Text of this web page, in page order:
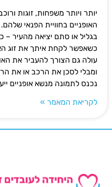
יותר ויותר משפחות, זוגות
האופניים בחוויית הפנאי
בגליל או סתם יציאה מהעיר –
כשאפשר לקחת איתך את זוג
עולה גם הצורך להעביר את
ומבלי לסכן את הרכב או את
נכנס לתמונה מנשא אופניים
לקריאת המאמר »